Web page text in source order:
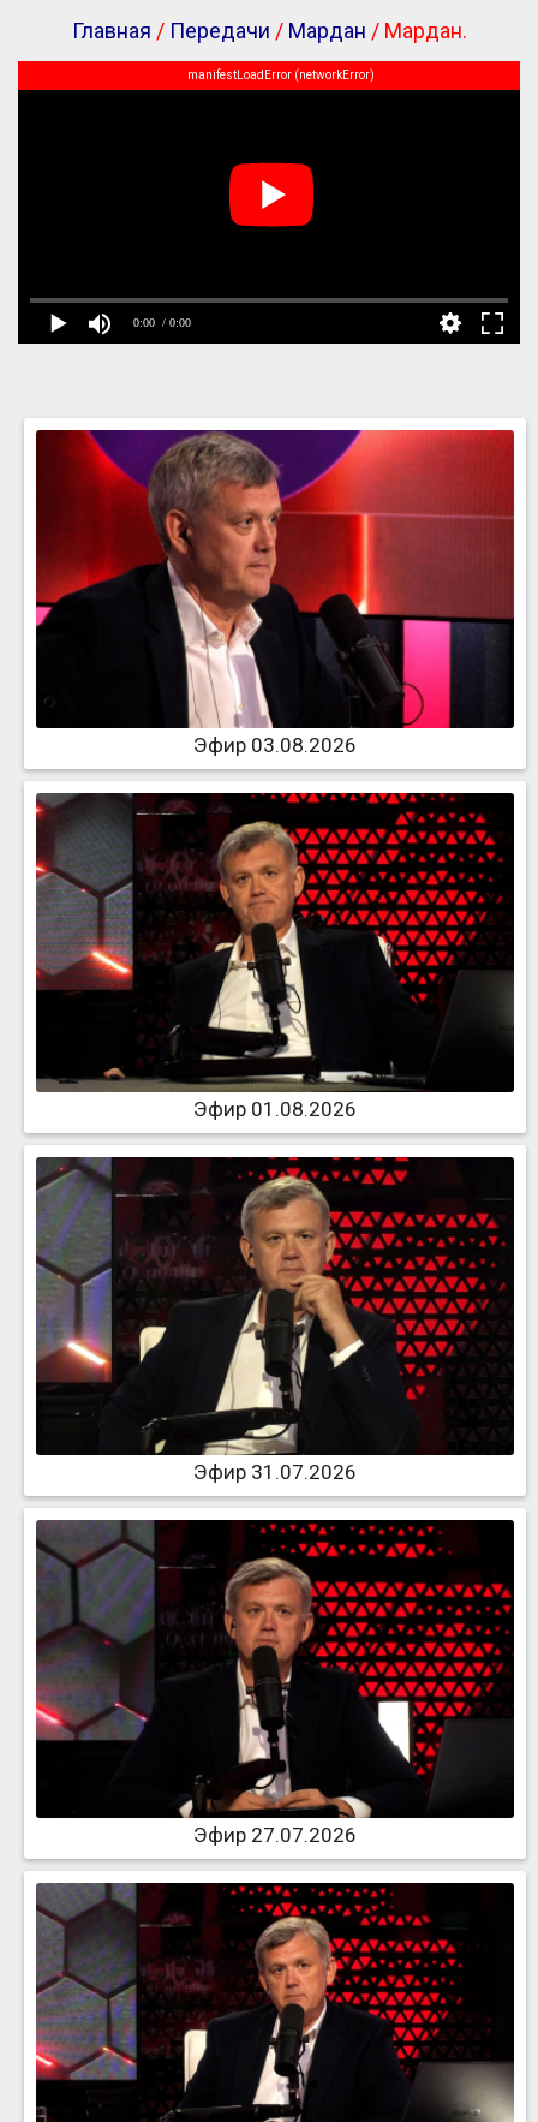
Главная / Передачи / Мардан / Мардан.
0:00 / 0:00
manifestLoadError (networkError)
Эфир 03.08.2026
Эфир 01.08.2026
Эфир 31.07.2026
Эфир 27.07.2026